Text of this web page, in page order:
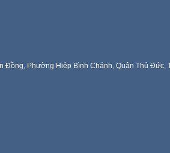
Đồng, Phường Hiệp Bình Chánh, Quận Thủ Đức,